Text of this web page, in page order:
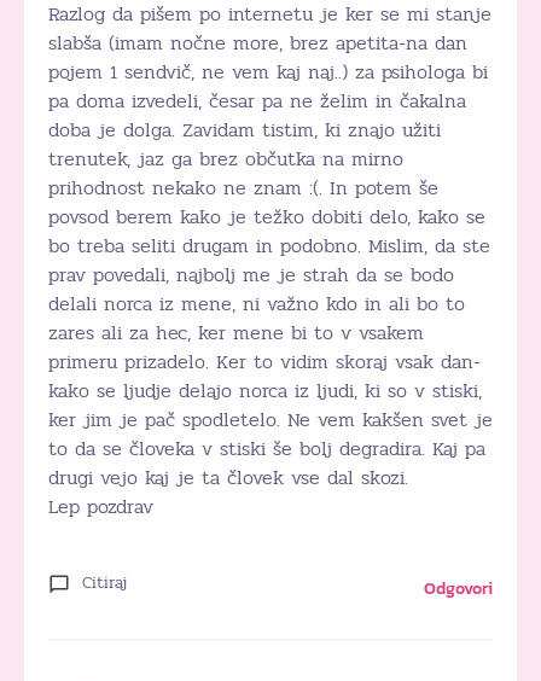
Razlog da pišem po internetu je ker se mi stanje
slabša (imam nočne more, brez apetita-na dan
pojem 1 sendvič, ne vem kaj naj..) za psihologa bi
pa doma izvedeli, česar pa ne želim in čakalna
doba je dolga. Zavidam tistim, ki znajo užiti
trenutek, jaz ga brez občutka na mirno
prihodnost nekako ne znam :(. In potem še
povsod berem kako je težko dobiti delo, kako se
bo treba seliti drugam in podobno. Mislim, da ste
prav povedali, najbolj me je strah da se bodo
delali norca iz mene, ni važno kdo in ali bo to
zares ali za hec, ker mene bi to v vsakem
primeru prizadelo. Ker to vidim skoraj vsak dan-
kako se ljudje delajo norca iz ljudi, ki so v stiski,
ker jim je pač spodletelo. Ne vem kakšen svet je
to da se človeka v stiski še bolj degradira. Kaj pa
drugi vejo kaj je ta človek vse dal skozi.
Lep pozdrav
Citiraj Odgovori